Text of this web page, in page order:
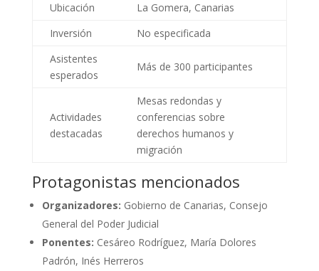
Ubicación
La Gomera, Canarias
Inversión
No especificada
Asistentes
esperados
Más de 300 participantes
Actividades
destacadas
Mesas redondas y
conferencias sobre
derechos humanos y
migración
Protagonistas mencionados
Organizadores: Gobierno de Canarias, Consejo
General del Poder Judicial
Ponentes: Cesáreo Rodríguez, María Dolores
Padrón, Inés Herreros